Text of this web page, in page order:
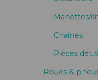
Manettes/
Chaines
Pièces
Roues &